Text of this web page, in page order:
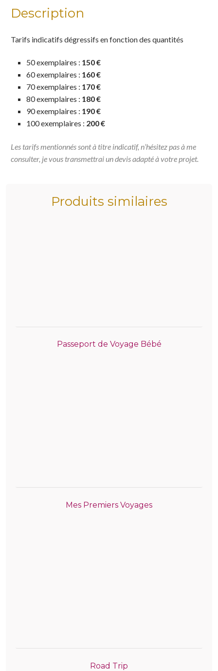
Description
Tarifs indicatifs dégressifs en fonction des quantités
50 exemplaires : 150 €
60 exemplaires : 160 €
70 exemplaires : 170 €
80 exemplaires : 180 €
90 exemplaires : 190 €
100 exemplaires : 200€
Les tarifs mentionnés sont à titre indicatif, n’hésitez pas à me
consulter, je vous transmettrai un devis adapté à votre projet.
Produits similaires
Passeport de Voyage Bébé
Mes Premiers Voyages
Road Trip